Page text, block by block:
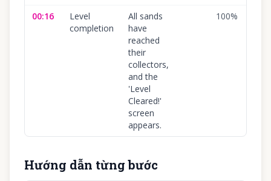
00:16
Level
completion
All sands
have
reached
their
collectors,
and the
'Level
Cleared!'
screen
appears.
100%
Hướng dẫn từng bước